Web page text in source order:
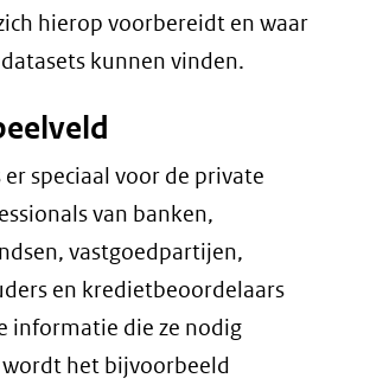
hierop voorbereidt en waar
kunnen vinden.
er speciaal voor de private
van banken,
vastgoedpartijen,
en kredietbeoordelaars
informatie die ze nodig
wordt het bijvoorbeeld